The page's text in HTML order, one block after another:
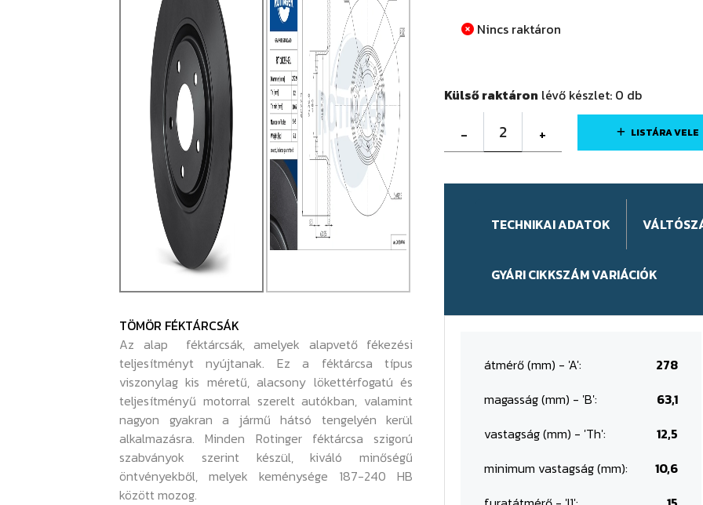
TÖMÖR FÉKTÁRCSÁK
Az alap féktárcsák, amelyek alapvető fékezési
teljesítményt nyújtanak. Ez a féktárcsa típus
viszonylag kis méretű, alacsony lökettérfogatú és
teljesítményű motorral szerelt autókban, valamint
nagyon gyakran a jármű hátsó tengelyén kerül
alkalmazásra. Minden Rotinger féktárcsa szigorú
szabványok szerint készül, kiváló minőségű
öntvényekből, melyek keménysége 187-240 HB
között mozog.
Nincs raktáron
Külső raktáron lévő készlet: 0 db
- 2 + LISTÁRA VELE
TECHNIKAI ADATOK
GYÁRI CIKKSZÁM VARIÁCIÓK
átmérő (mm) - 'A':
278
magasság (mm) - 'B':
63,1
vastagság (mm) - 'Th':
12,5
minimum vastagság (mm):
10,6